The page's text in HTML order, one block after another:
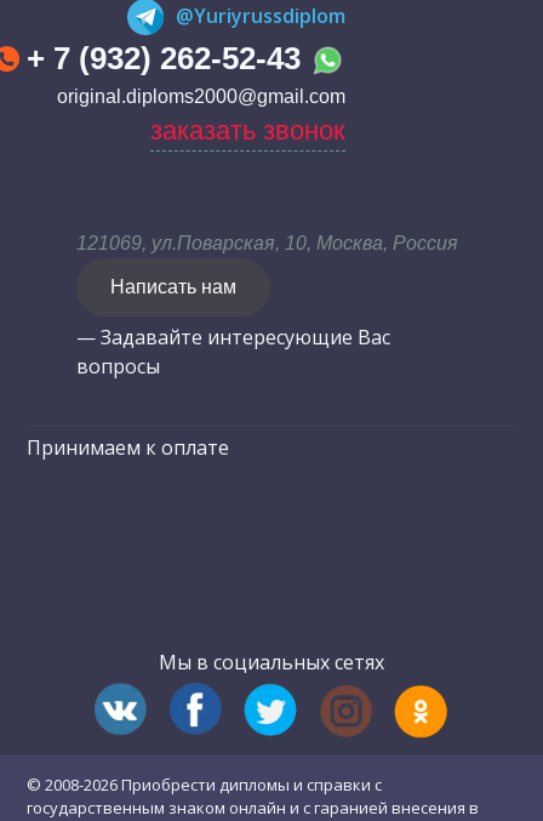
@Yuriyrussdiplom
+ 7 (932) 262-52-43
original.diploms2000@gmail.com
заказать звонок
121069, ул.Поварская, 10, Москва, Россия
Написать нам
— Задавайте интересующие Вас
вопросы
Принимаем к оплате
Мы в социальных сетях
© 2008-2026 Приобрести дипломы и справки с
государственным знаком онлайн и с гаранией внесения в